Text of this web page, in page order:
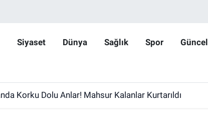
Siyaset Dünya Sağlık Spor Güncel
Korku Dolu Anlar! Mahsur Kalanlar Kurtarıldı